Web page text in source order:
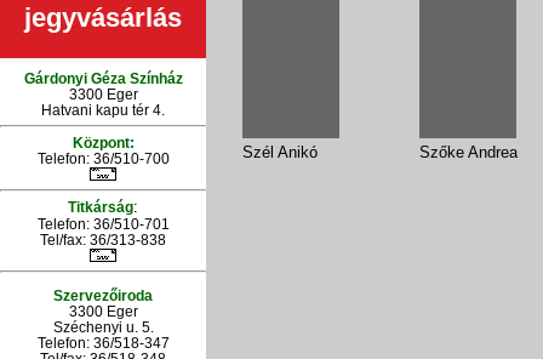
jegyvásárlás
Gárdonyi Géza Színház
3300 Eger
Hatvani kapu tér 4.
Központ:
Telefon: 36/510-700
Titkárság:
Telefon: 36/510-701
Tel/fax: 36/313-838
Szervezőiroda
3300 Eger
Széchenyi u. 5.
Telefon: 36/518-347
Szél Anikó Szőke Andrea